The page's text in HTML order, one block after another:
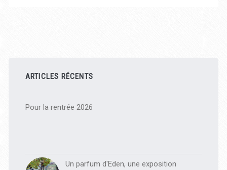
latérale
principale
ARTICLES RÉCENTS
Pour la rentrée 2026
Un parfum d'Eden, une exposition